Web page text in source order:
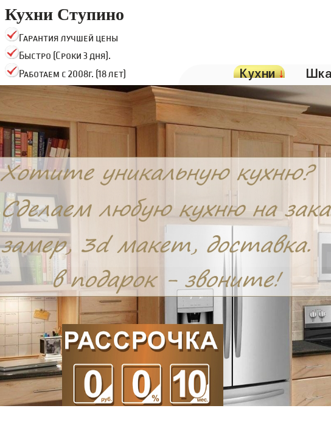
Кухни Ступино
Гарантия лучшей цены
Быстро (Сроки 3 дня).
Работаем с 2008г. (18 лет)
Кухни↓